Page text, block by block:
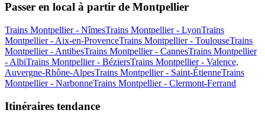
Passer en local à partir de Montpellier
Trains Montpellier - NîmesTrains Montpellier - LyonTrains
Montpellier - Aix-en-ProvenceTrains Montpellier - ToulouseTrains
Montpellier - AntibesTrains Montpellier - CannesTrains Montpellier
- AlbiTrains Montpellier - BéziersTrains Montpellier - Valence,
Auvergne-Rhône-AlpesTrains Montpellier - Saint-ÉtienneTrains
Montpellier - NarbonneTrains Montpellier - Clermont-Ferrand
Itinéraires tendance